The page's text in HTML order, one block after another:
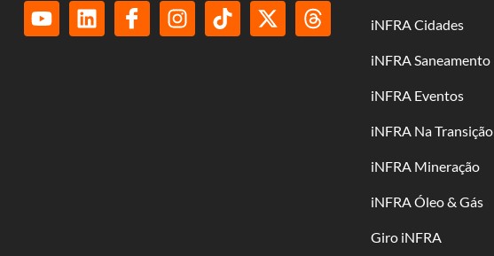
iNFRA Cidades
iNFRA Saneamento
iNFRA Eventos
iNFRA Na Transição
iNFRA Mineração
iNFRA Óleo & Gás
Giro iNFRA